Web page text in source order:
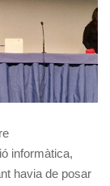
informàtica,
havia de posar